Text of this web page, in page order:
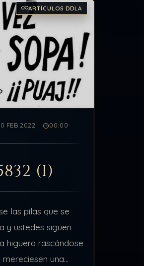
ARTÍCULOS DDLA
FEB 2022 00:00
(I)
las pilas que se
y ustedes siguen
higuera rascándose
una